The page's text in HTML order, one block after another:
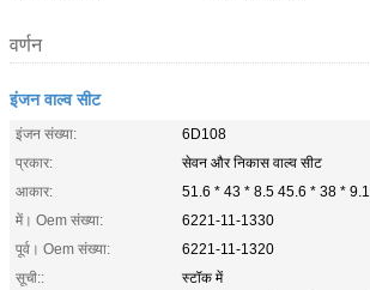
वर्णन
इंजन वाल्व सीट
इंजन संख्या:
6D108
प्रकार:
सेवन और निकास वाल्व सीट
आकार:
51.6 * 43 * 8.5 45.6 * 38 * 9.1
में। Oem संख्या:
6221-11-1330
पूर्व। Oem संख्या:
6221-11-1320
सूची::
स्टॉक में